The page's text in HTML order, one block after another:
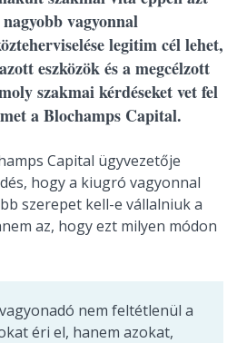
vagyonnal
legitim cél lehet,
eszközök és a megcélzott
szakmai kérdéseket vet fel
a Blochamps Capital.
Capital ügyvezetője
hogy a kiugró vagyonnal
szerepet kell-e vállalniuk a
az, hogy ezt milyen módon
nem feltétlenül a
éri el, hanem azokat,